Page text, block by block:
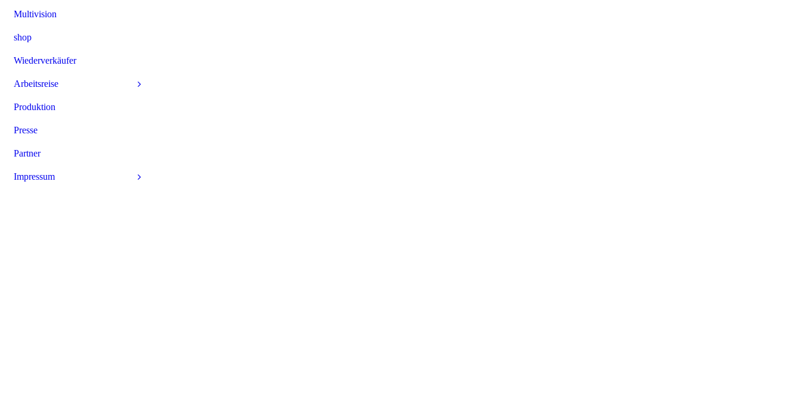
Multivision
shop
Wiederverkäufer
Arbeitsreise
Produktion
Presse
Partner
Impressum